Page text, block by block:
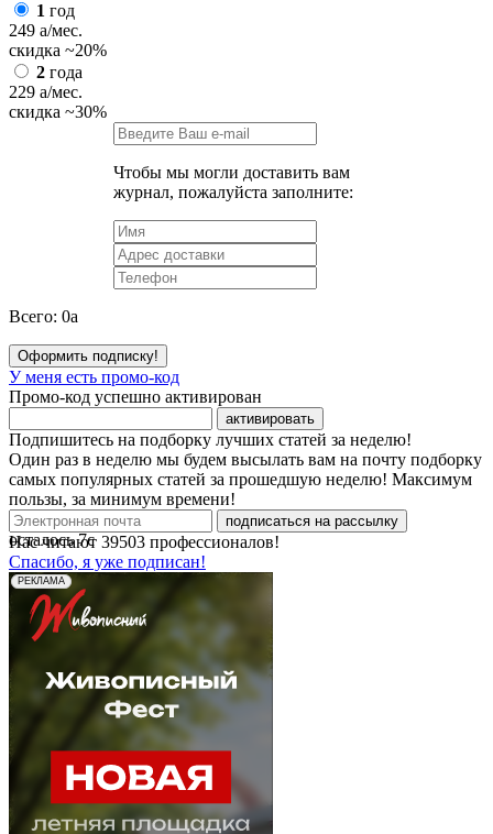
1 год
249 a/мес.
скидка ~20%
2 года
229 a/мес.
скидка ~30%
Чтобы мы могли доставить вам
журнал, пожалуйста заполните:
Всего: 0a
Оформить подписку!
У меня есть промо-код
Промо-код успешно активирован
активировать
Подпишитесь на подборку лучших статей за неделю!
Один раз в неделю мы будем высылать вам на почту подборку
самых популярных статей за прошедшую неделю! Максимум
пользы, за минимум времени!
подписаться на рассылку
Нас читают 39503 профессионалов!
Спасибо, я уже подписан!
осталось7с